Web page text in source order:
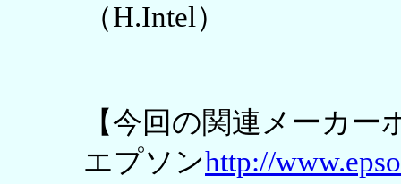
（H.Intel）
【今回の関連メーカー
エプソンhttp://